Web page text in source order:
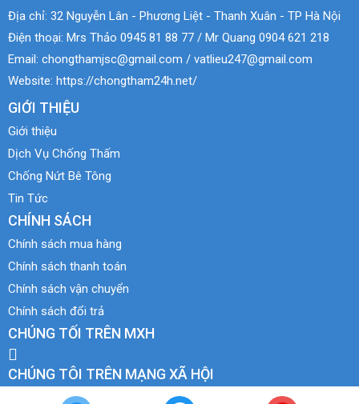
Địa chỉ: 32 Nguyễn Lân - Phương Liệt - Thanh Xuân - TP Hà Nội
Điện thoại: Mrs Thảo 0945 81 88 77 / Mr Quang 0904 621 218
Email: chongthamjsc@gmail.com / vatlieu247@gmail.com
Website: https://chongtham24h.net/
GIỚI THIỆU
Giới thiệu
Dịch Vụ Chống Thấm
Chống Nứt Bê Tông
Tin Tức
CHÍNH SÁCH
Chính sách mua hàng
Chính sách thanh toán
Chính sách vận chuyển
Chính sách đổi trả
CHÚNG TỐI TRÊN MXH
CHÚNG TÔI TRÊN MẠNG XÃ HỘI